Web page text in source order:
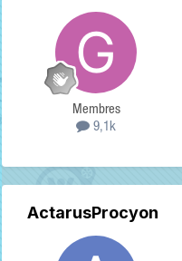
Membres
9,1k
ActarusProcyon